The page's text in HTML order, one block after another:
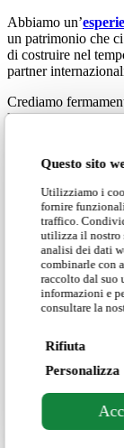
Questo sito
Utilizziamo i
fornire
traffico.
utilizza il nostro
analisi dei dati
combinarle con
raccolto dal suo
informazioni e
consultare la
Rifiuta
Personalizza
Abbiamo un’
un patrimonio che
di costruire nel
partner
Crediamo
l’esperienza pratica
nelle tradizioni di
lezione teorica
Asia
Search